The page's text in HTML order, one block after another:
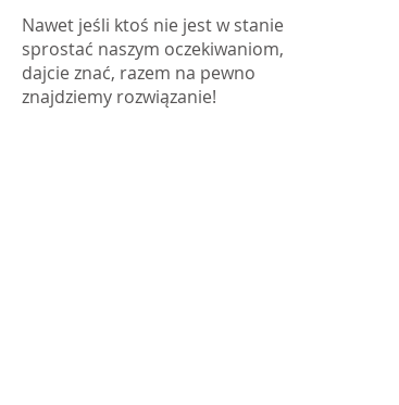
Nawet jeśli ktoś nie jest w stanie
sprostać naszym oczekiwaniom,
dajcie znać, razem na pewno
znajdziemy rozwiązanie!